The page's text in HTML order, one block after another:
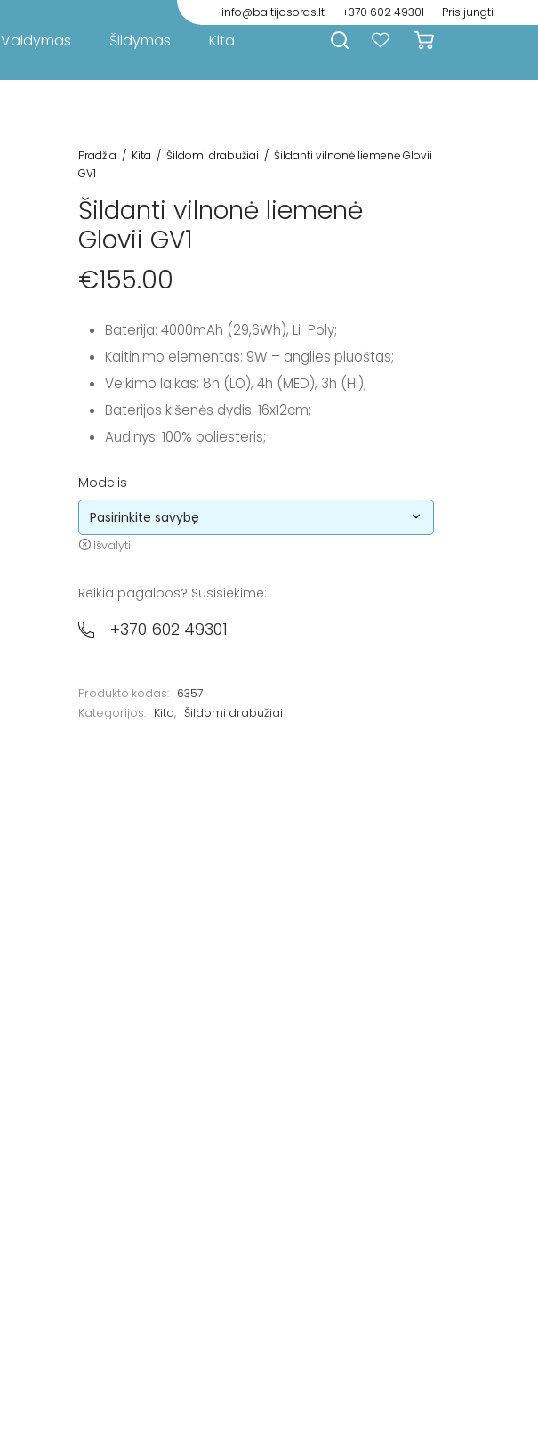
info@baltijosoras.lt +370 602 49301 Prisijungti
Valdymas Šildymas Kita
Pradžia / Kita / Šildomi drabužiai / Šildanti vilnonė liemenė Glovii
GV1
Šildanti vilnonė liemenė
Glovii GV1
€155.00
Baterija: 4000mAh (29,6Wh), Li-Poly;
Kaitinimo elementas: 9W – anglies pluoštas;
Veikimo laikas: 8h (LO), 4h (MED), 3h (HI);
Baterijos kišenės dydis: 16x12cm;
Audinys: 100% poliesteris;
Modelis
Išvalyti
Reikia pagalbos? Susisiekime:
+370 602 49301
Produkto kodas: 6357
Kategorijos: Kita, Šildomi drabužiai